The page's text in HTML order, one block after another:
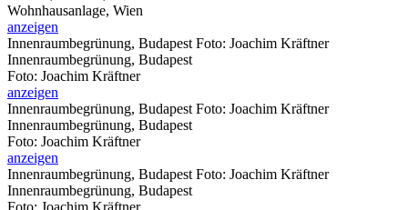
Wohnhausanlage, Wien
anzeigen
Innenraumbegrünung, Budapest Foto: Joachim Kräftner
Innenraumbegrünung, Budapest
Foto: Joachim Kräftner
anzeigen
Innenraumbegrünung, Budapest Foto: Joachim Kräftner
Innenraumbegrünung, Budapest
Foto: Joachim Kräftner
anzeigen
Innenraumbegrünung, Budapest Foto: Joachim Kräftner
Innenraumbegrünung, Budapest
Foto: Joachim Kräftner